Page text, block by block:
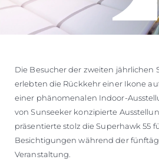
Die Besucher der zweiten jährlichen
erlebten die Rückkehr einer Ikone
einer phänomenalen Indoor-
von Sunseeker konzipierte
präsentierte stolz die Superhawk 55
Besichtigungen während der
Veranstaltung.